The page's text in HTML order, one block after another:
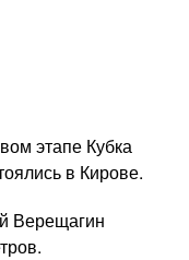
этапе Кубка
в Кирове.
Верещагин